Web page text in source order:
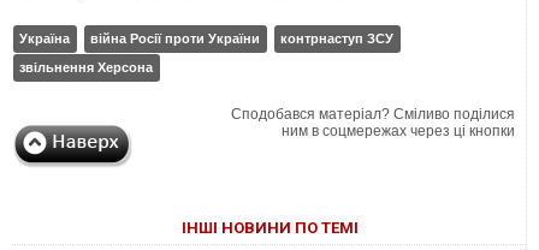
Україна війна Росії проти України
контрнаступ ЗСУ
звільнення Херсона
Сподобався матеріал? Сміливо поділися
ним в соцмережах через ці кнопки
ІНШІ НОВИНИ ПО ТЕМІ